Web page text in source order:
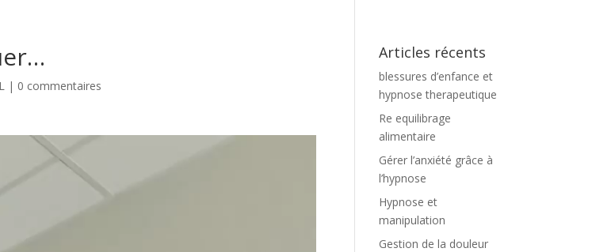
| 0 commentaires
Articles récents
blessures d’enfance et
hypnose therapeutique
Re equilibrage
alimentaire
Gérer l’anxiété grâce à
l’hypnose
Hypnose et
manipulation
Gestion de la douleur